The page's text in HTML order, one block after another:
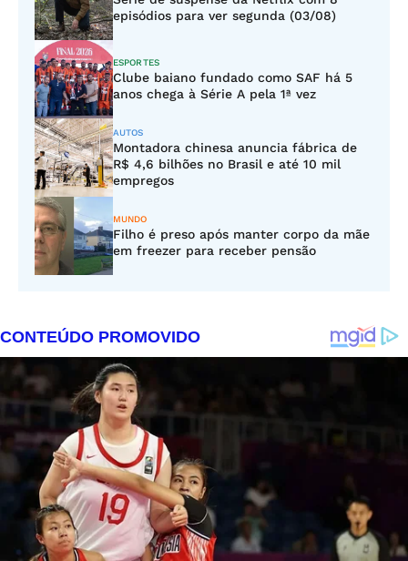
episódios para ver segunda (03/08)
ESPORTES
Clube baiano fundado como SAF há 5
anos chega à Série A pela 1ª vez
AUTOS
Montadora chinesa anuncia fábrica de
R$ 4,6 bilhões no Brasil e até 10 mil
empregos
MUNDO
Filho é preso após manter corpo da mãe
em freezer para receber pensão